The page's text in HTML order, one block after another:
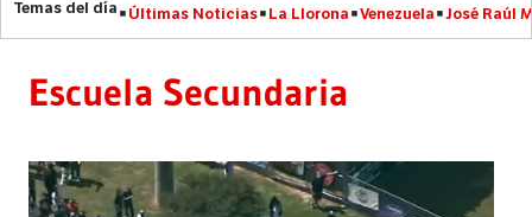
Últimas Noticias La Llorona Venezuela José Raúl
Escuela Secundaria